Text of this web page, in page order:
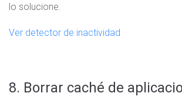
lo solucione.
Ver detector de inactividad
8. Borrar caché de